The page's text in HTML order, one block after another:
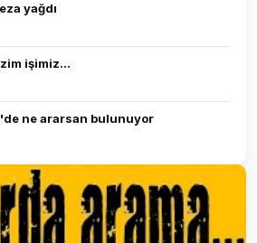
yağdı
işimiz...
ne ararsan bulunuyor